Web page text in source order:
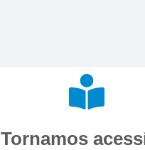
Tornamos